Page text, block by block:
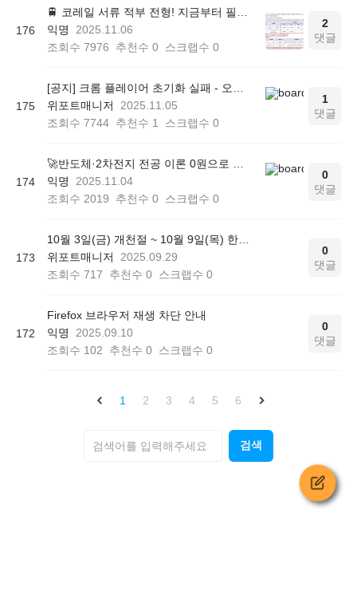
176
🚆 코레일 서류 적부 전형! 지금부터 필기 준비해야 합니다
익명
2025.11.06
조회수 7976 추천수 0 스크랩수 0
2
댓글
175
[공지] 크롬 플레이어 초기화 실패 - 오류 조치 방법 안내 (Chrome 142 버전, Edge)
위포트매니저
2025.11.05
조회수 7744 추천수 1 스크랩수 0
1
댓글
174
🚀반도체·2차전지 전공 이론 0원으로 대비하는 법! 전공 면접·자소서 대비 무료 학습실!
익명
2025.11.04
조회수 2019 추천수 0 스크랩수 0
0
댓글
173
10월 3일(금) 개천절 ~ 10월 9일(목) 한글날 (추석연휴 포함) 서비스 운영시간에 대해 안내드립니다.
위포트매니저
2025.09.29
조회수 717 추천수 0 스크랩수 0
0
댓글
172
Firefox 브라우저 재생 차단 안내
익명
2025.09.10
조회수 102 추천수 0 스크랩수 0
0
댓글
1 2 3 4 5 6
검색